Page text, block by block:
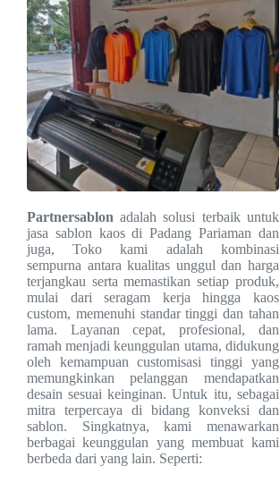
Partnersablon adalah solusi terbaik untuk
jasa sablon kaos di Padang Pariaman dan
juga, Toko kami adalah kombinasi
sempurna antara kualitas unggul dan harga
terjangkau serta memastikan setiap produk,
mulai dari seragam kerja hingga kaos
custom, memenuhi standar tinggi dan tahan
lama. Layanan cepat, profesional, dan
ramah menjadi keunggulan utama, didukung
oleh kemampuan customisasi tinggi yang
memungkinkan pelanggan mendapatkan
desain sesuai keinginan. Untuk itu, sebagai
mitra terpercaya di bidang konveksi dan
sablon. Singkatnya, kami menawarkan
berbagai keunggulan yang membuat kami
berbeda dari yang lain. Seperti: